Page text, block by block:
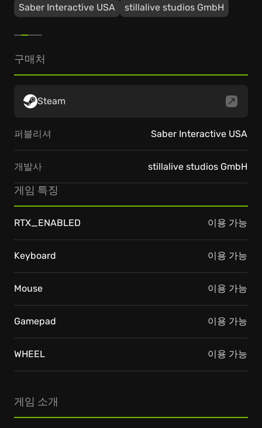
Saber Interactive USA
stillalive studios GmbH
게임 소개
구매처
Steam
퍼블리셔 Saber Interactive USA
개발사 stillalive studios GmbH
게임 특징
RTX_ENABLED 이용 가능
Keyboard 이용 가능
Mouse 이용 가능
Gamepad 이용 가능
WHEEL 이용 가능